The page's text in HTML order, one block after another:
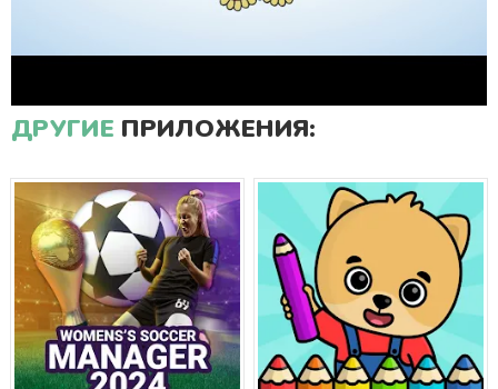
ДРУГИЕ ПРИЛОЖЕНИЯ: